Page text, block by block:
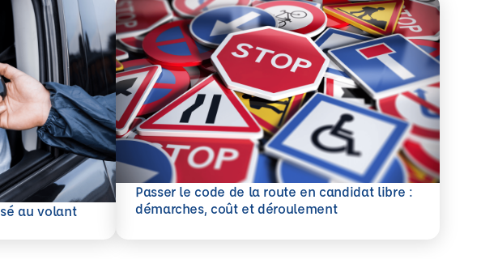
au volant
Passer le code de la route en candidat libre :
démarches, coût et déroulement
En savoir plus